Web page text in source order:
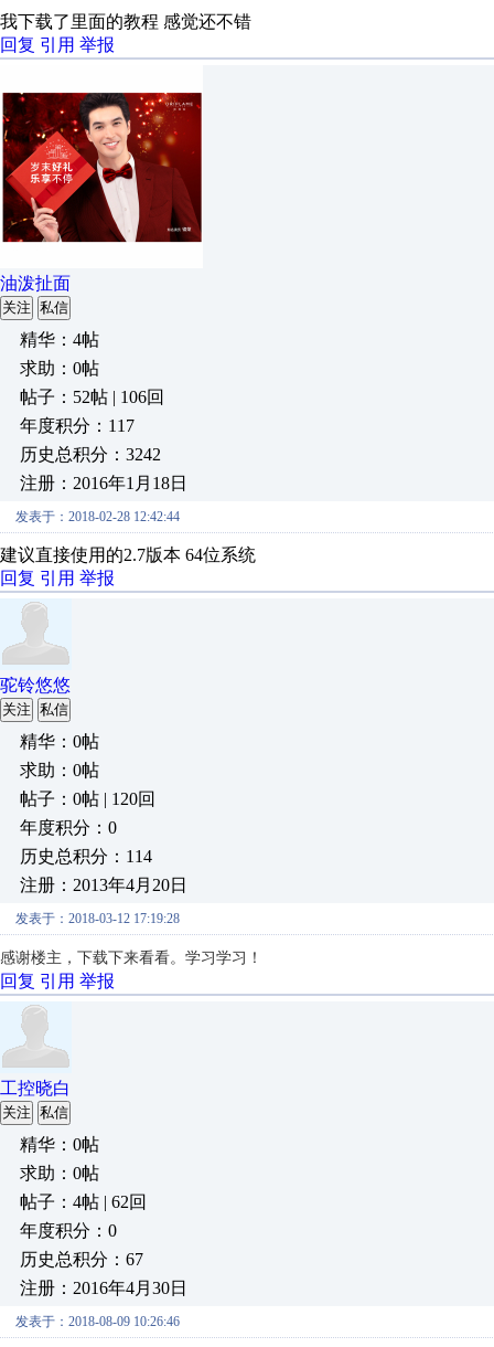
我下载了里面的教程 感觉还不错
回复 引用 举报
油泼扯面
关注 私信
精华：4帖
求助：0帖
帖子：52帖 | 106回
年度积分：117
历史总积分：3242
注册：2016年1月18日
发表于：2018-02-28 12:42:44
建议直接使用的2.7版本 64位系统
回复 引用 举报
驼铃悠悠
关注 私信
精华：0帖
求助：0帖
帖子：0帖 | 120回
年度积分：0
历史总积分：114
注册：2013年4月20日
发表于：2018-03-12 17:19:28
感谢楼主，下载下来看看。学习学习！
回复 引用 举报
工控晓白
关注 私信
精华：0帖
求助：0帖
帖子：4帖 | 62回
年度积分：0
历史总积分：67
注册：2016年4月30日
发表于：2018-08-09 10:26:46